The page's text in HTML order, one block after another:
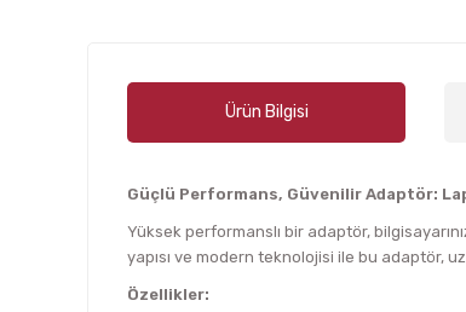
Ürün Bilgisi
Güçlü Performans, Güvenilir Adaptör:
Yüksek performanslı bir adaptör,
yapısı ve modern teknolojisi ile bu adaptör,
Özellikler: